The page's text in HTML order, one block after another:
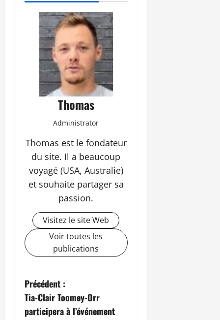
Thomas
Administrator
Thomas est le fondateur
du site. Il a beaucoup
voyagé (USA, Australie)
et souhaite partager sa
passion.
Visitez le site Web
Voir toutes les
publications
Précédent :
Tia-Clair Toomey-Orr
participera à l’événement